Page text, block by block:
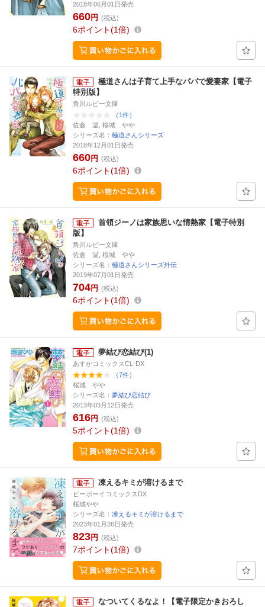
2018年06月01日発売
660円 (税込)
6ポイント 1倍
極道さんは子育て上手なパパで愛妻家【電子
特別版】
角川ルビー文庫
（1件）
佐倉 温, 桜城 やや
シリーズ名： 極道さんシリーズ
2018年12月01日発売
660円 (税込)
6ポイント 1倍
首領ジーノは家族思いな情熱家【電子特別
版】
角川ルビー文庫
佐倉 温, 桜城 やや
シリーズ名： 極道さんシリーズ外伝
2019年07月01日発売
704円 (税込)
6ポイント 1倍
夢結び恋結び(1)
あすかコミックスCL-DX
（7件）
桜城 やや
シリーズ名： 夢結び恋結び
2013年03月12日発売
616円 (税込)
5ポイント 1倍
凍えるキミが溶けるまで
ビーボーイコミックスDX
桜城やや
シリーズ名： 凍えるキミが溶けるまで
2023年01月26日発売
823円 (税込)
7ポイント 1倍
なついてくるなよ！【電子限定かきおろし